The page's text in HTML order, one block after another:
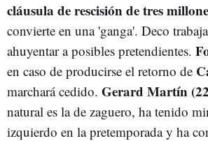
cláusula de rescisión de tres
convierte en una 'ganga'. Deco
ahuyentar a posibles pretendientes.
en caso de producirse el retorno de
marchará cedido. Gerard Martín
natural es la de zaguero, ha tenido
izquierdo en la pretemporada y ha